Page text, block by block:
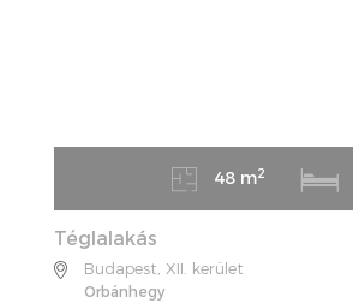
48 m2
Téglalakás
Budapest, XII. kerület
Orbánhegy